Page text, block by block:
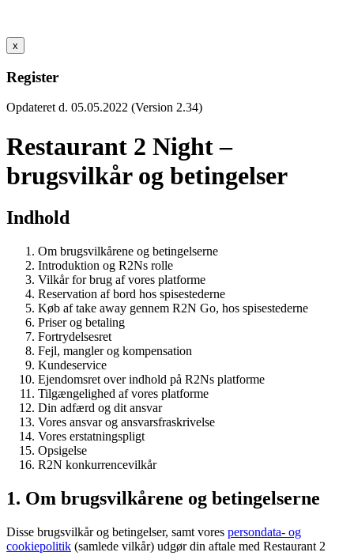
x
Register
Opdateret d. 05.05.2022 (Version 2.34)
Restaurant 2 Night –
brugsvilkår og betingelser
Indhold
Om brugsvilkårene og betingelserne
Introduktion og R2Ns rolle
Vilkår for brug af vores platforme
Reservation af bord hos spisestederne
Køb af take away gennem R2N Go, hos spisestederne
Priser og betaling
Fortrydelsesret
Fejl, mangler og kompensation
Kundeservice
Ejendomsret over indhold på R2Ns platforme
Tilgængelighed af vores platforme
Din adfærd og dit ansvar
Vores ansvar og ansvarsfraskrivelse
Vores erstatningspligt
Opsigelse
R2N konkurrencevilkår
1. Om brugsvilkårene og betingelserne
Disse brugsvilkår og betingelser, samt vores persondata- og
cookiepolitik (samlede vilkår) udgør din aftale med Restaurant 2